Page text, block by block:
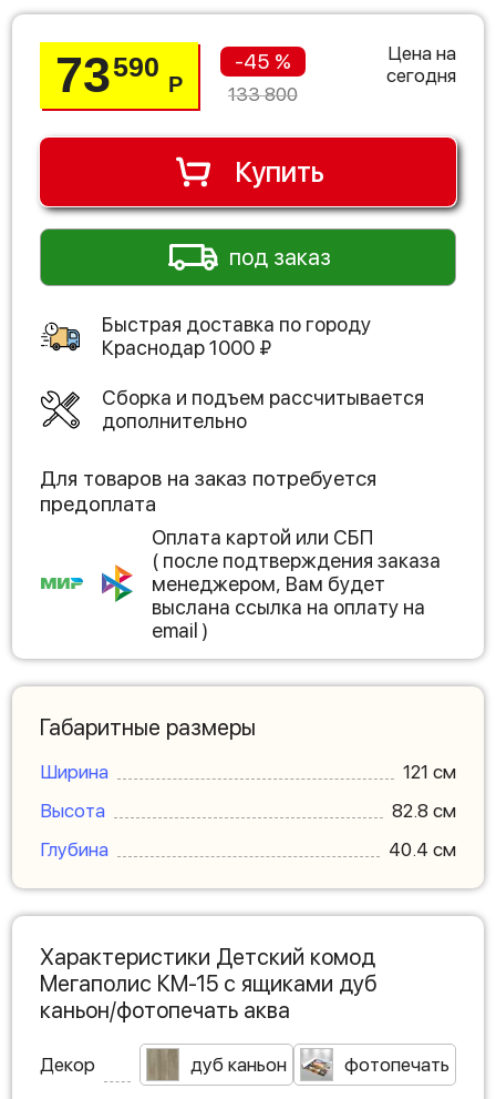
73590
Р
-45 %
133 800
Цена на
сегодня
Купить
под заказ
Быстрая доставка по городу
Краснодар1000 ₽
Сборка и подъем рассчитывается
дополнительно
Для товаров на заказ потребуется
предоплата
Оплата картой или СБП
( после подтверждения заказа
менеджером, Вам будет
выслана ссылка на оплату на
email )
Габаритные размеры
Ширина
121 см
Высота
82.8 см
Глубина
40.4 см
Характеристики Детский комод
Мегаполис КМ-15 с ящиками дуб
каньон/фотопечать аква
Декор дуб каньон фотопечать